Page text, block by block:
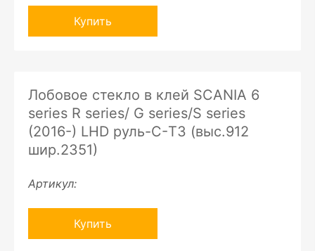
Купить
Лобовое стекло в клей SCANIA 6
series R series/ G series/S series
(2016-) LHD руль-C-ТЗ (выс.912
шир.2351)
Артикул:
Купить